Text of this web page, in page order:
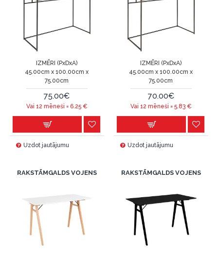
IZMĒRI (PxDxA)
45.00cm x 100.00cm x
75.00cm
75.00€
Vai 12 mēneši = 6.25€
Uzdot jautājumu
IZMĒRI (PxDxA)
45.00cm x 100.00cm x
75.00cm
70.00€
Vai 12 mēneši = 5.83€
Uzdot jautājumu
RAKSTĀMGALDS VOJENS RAKSTĀMGALDS VOJENS